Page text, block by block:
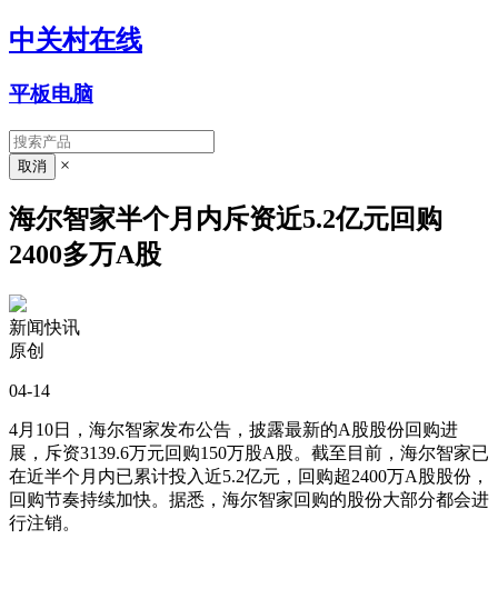
中关村在线
平板电脑
×
海尔智家半个月内斥资近5.2亿元回购
2400多万A股
新闻快讯
原创
04-14
4月10日，海尔智家发布公告，披露最新的A股股份回购进
展，斥资3139.6万元回购150万股A股。截至目前，海尔智家已
在近半个月内已累计投入近5.2亿元，回购超2400万A股股份，
回购节奏持续加快。据悉，海尔智家回购的股份大部分都会进
行注销。